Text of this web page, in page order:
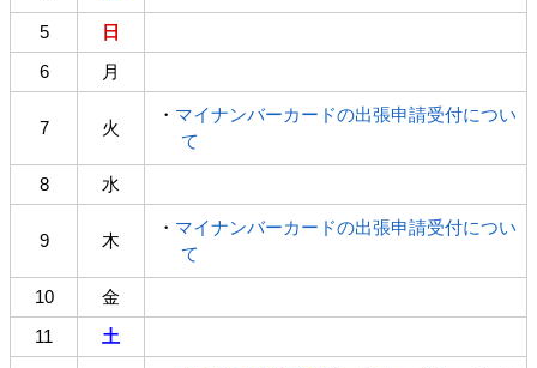
5
日
6
月
7 火
・ マイナンバーカードの出張申請受付につい
て
8 水
9 木
・ マイナンバーカードの出張申請受付につい
て
10
金
11
土